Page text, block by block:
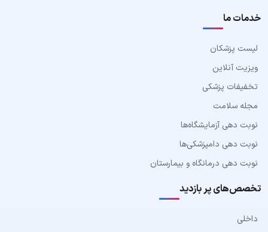
خدمات ما
لیست پزشکان
ویزیت آنلاین
تخفیفات پزشکی
مجله سلامت
نوبت دهی آزمایشگاه‌ها
نوبت دهی دامپزشکی‌ها
نوبت دهی درمانگاه و بیمارستان
تخصص‌های پر بازدید
داخلی